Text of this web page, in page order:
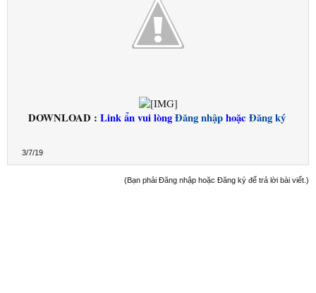
DOWNLOAD : Link ẩn vui lòngĐăng nhậphoặc Đăng ký
3/7/19
(Bạn phải Đăng nhập hoặc Đăng ký để trả lời bài viết.)